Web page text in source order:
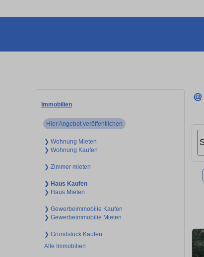
Immobilien
Hier Angebot veröffentlichen
❯ Wohnung Mieten
❯ Wohnung Kaufen
❯ Zimmer mieten
❯ Haus Kaufen
❯ Haus Mieten
❯ Gewerbeimmobilie Kaufen
❯ Gewerbeimmobilie Mieten
❯ Grundstück Kaufen
Alle Immobilien